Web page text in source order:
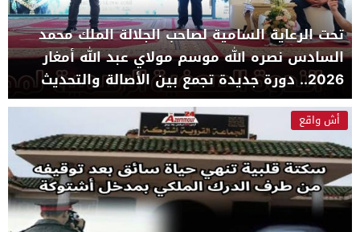
تحت الرعاية السامية لصاحب الجلالة الملك محمد
السادس نصره الله موسم مولاي عبد الله أمغار
2026.. دورة جديدة تجمع بين الأصالة والتحديث
والإشعاع الدولي
أش واقع